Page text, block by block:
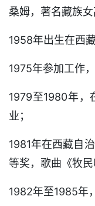
桑姆，著名藏族
1958年出生在西
1975年参加工作
1979至1980年，
业；
1981年在西藏自
等奖，歌曲《牧民
1982年至1985年